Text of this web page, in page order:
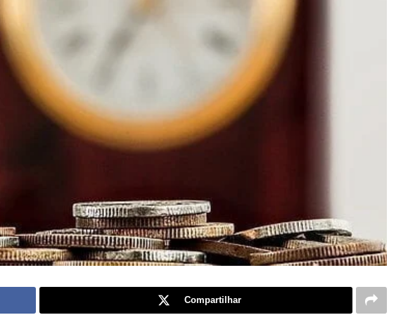
Compartilhar